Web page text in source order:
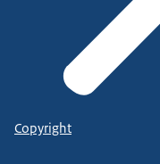
Copyright